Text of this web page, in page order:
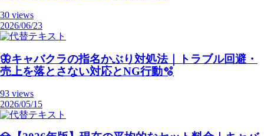
30 views
2026/06/23
🦋キャバクラの指名かぶり対処法｜トラブル回避・
売上を落とさない対応とNG行動🫧
93 views
2026/05/15